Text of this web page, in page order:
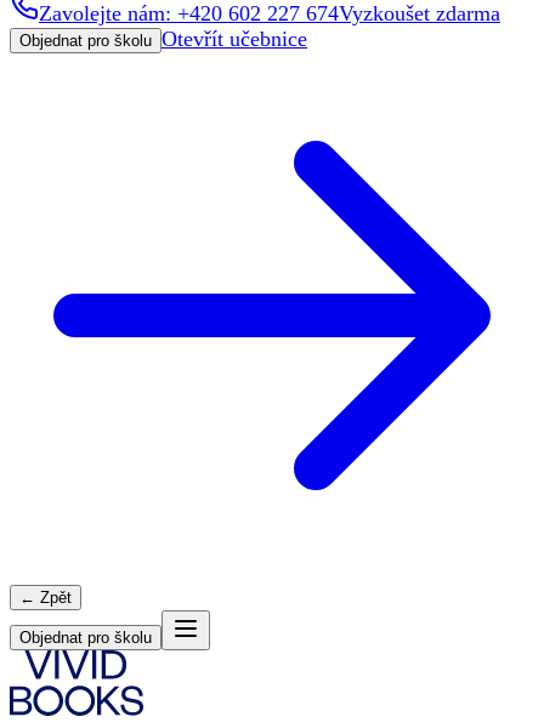
Zavolejte nám: +420 602 227 674Vyzkoušet zdarma
Objednat pro školu Otevřít učebnice
← Zpět
Objednat pro školu